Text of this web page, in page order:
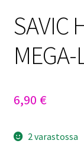
SAVIC
MEGA-
6,90 €
2 varastossa